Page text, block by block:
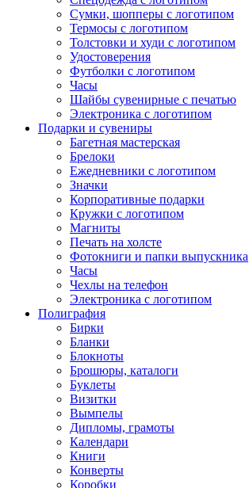
Сумки, шопперы с логотипом
Термосы с логотипом
Толстовки и худи с логотипом
Удостоверения
Футболки с логотипом
Часы
Шайбы сувенирные с печатью
Электроника с логотипом
Подарки и сувениры
Багетная мастерская
Брелоки
Ежедневники с логотипом
Значки
Корпоративные подарки
Кружки с логотипом
Магниты
Печать на холсте
Фотокниги и папки выпускника
Часы
Чехлы на телефон
Электроника с логотипом
Полиграфия
Бирки
Бланки
Блокноты
Брошюры, каталоги
Буклеты
Визитки
Вымпелы
Дипломы, грамоты
Календари
Книги
Конверты
Коробки